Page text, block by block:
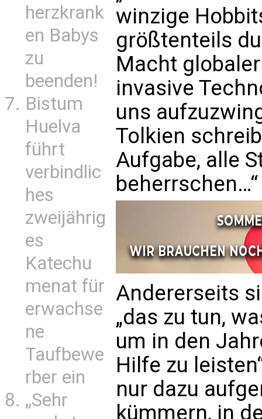
herzkrank
en Babys
zu
beenden!
Bistum
Huelva
führt
verbindlic
hes
zweijährig
es
Katechu
menat für
erwachse
ne
Taufbewe
rber ein
„Sehr
winzige
größtenteils
Macht
invasive
uns
Tolkien
Aufgabe, alle
beherrschen…“
Andererseits
„das zu tun,
um in den
Hilfe zu
nur dazu
kümmern, in